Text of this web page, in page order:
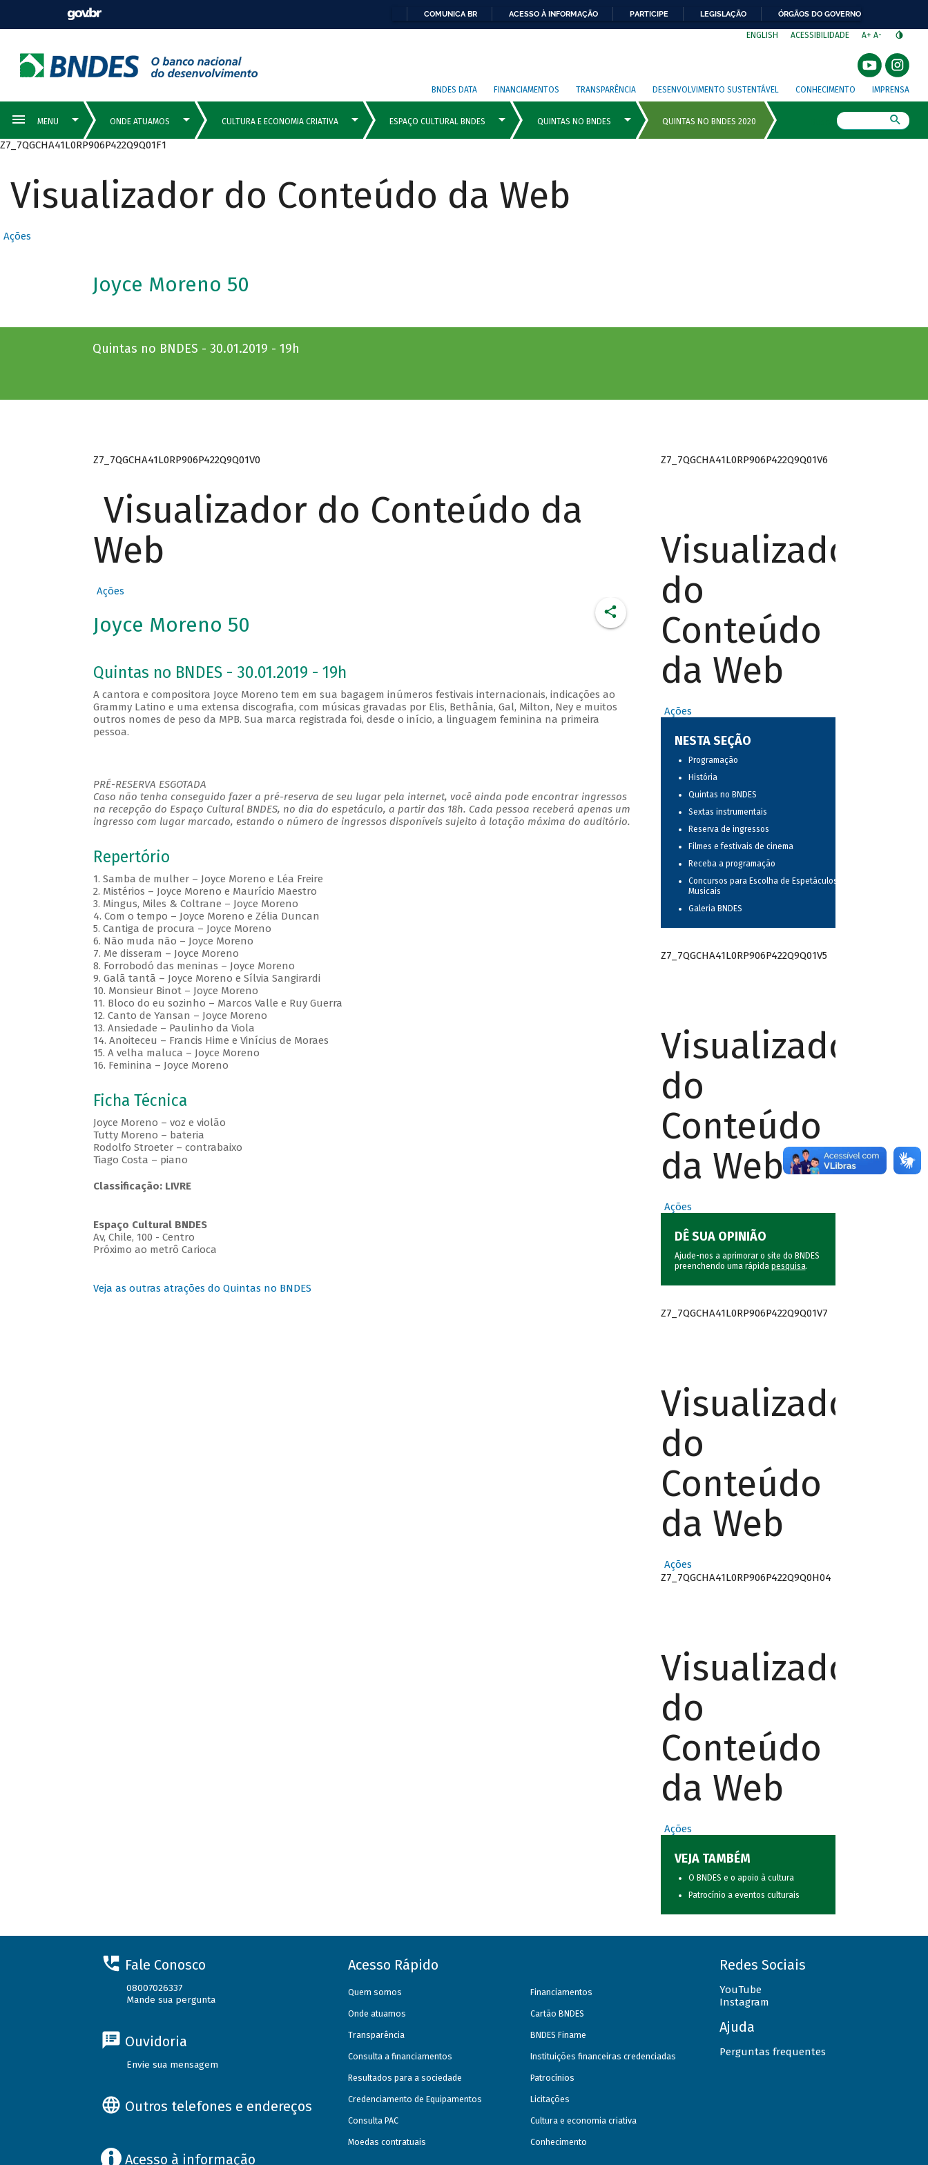
COMUNICA BR ACESSO À INFORMAÇÃO PARTICIPE LEGISLAÇÃO ÓRGÃOS DO GOVERNO
ENGLISH ACESSIBILIDADE A+ A-
BNDES DATA FINANCIAMENTOS TRANSPARÊNCIA DESENVOLVIMENTO SUSTENTÁVEL CONHECIMENTO IMPRENSA
Z7_7QGCHA41L0RP906P422Q9Q01F1
Visualizador do Conteúdo da Web
Ações
Joyce Moreno 50
Quintas no BNDES - 30.01.2019 - 19h
Z7_7QGCHA41L0RP906P422Q9Q01V0
Visualizador do Conteúdo da
Web
Ações
Joyce Moreno 50
Quintas no BNDES - 30.01.2019 - 19h
A cantora e compositora Joyce Moreno tem em sua bagagem inúmeros festivais internacionais, indicações ao
Grammy Latino e uma extensa discografia, com músicas gravadas por Elis, Bethânia, Gal, Milton, Ney e muitos
outros nomes de peso da MPB. Sua marca registrada foi, desde o início, a linguagem feminina na primeira
pessoa.
PRÉ-RESERVA ESGOTADA
Caso não tenha conseguido fazer a pré-reserva de seu lugar pela internet, você ainda pode encontrar ingressos
na recepção do Espaço Cultural BNDES, no dia do espetáculo, a partir das 18h. Cada pessoa receberá apenas um
ingresso com lugar marcado, estando o número de ingressos disponíveis sujeito à lotação máxima do auditório.
Repertório
1. Samba de mulher – Joyce Moreno e Léa Freire
2. Mistérios – Joyce Moreno e Maurício Maestro
3. Mingus, Miles & Coltrane – Joyce Moreno
4. Com o tempo – Joyce Moreno e Zélia Duncan
5. Cantiga de procura – Joyce Moreno
6. Não muda não – Joyce Moreno
7. Me disseram – Joyce Moreno
8. Forrobodó das meninas – Joyce Moreno
9. Galã tantã – Joyce Moreno e Sílvia Sangirardi
10. Monsieur Binot – Joyce Moreno
11. Bloco do eu sozinho – Marcos Valle e Ruy Guerra
12. Canto de Yansan – Joyce Moreno
13. Ansiedade – Paulinho da Viola
14. Anoiteceu – Francis Hime e Vinícius de Moraes
15. A velha maluca – Joyce Moreno
16. Feminina – Joyce Moreno
Ficha Técnica
Joyce Moreno – voz e violão
Tutty Moreno – bateria
Rodolfo Stroeter – contrabaixo
Tiago Costa – piano
Classificação: LIVRE
Espaço Cultural BNDES
Av, Chile, 100 - Centro
Próximo ao metrô Carioca
Veja as outras atrações do Quintas no BNDES
Z7_7QGCHA41L0RP906P422Q9Q01V6
Visualizador
do
Conteúdo
da Web
Ações
NESTA SEÇÃO
Programação
História
Quintas no BNDES
Sextas instrumentais
Reserva de ingressos
Filmes e festivais de cinema
Receba a programação
Concursos para Escolha de Espetáculos
Musicais
Galeria BNDES
Z7_7QGCHA41L0RP906P422Q9Q01V5
Visualizador
do
Conteúdo
da Web
Ações
DÊ SUA OPINIÃO
Ajude-nos a aprimorar o site do BNDES
preenchendo uma rápida pesquisa.
Z7_7QGCHA41L0RP906P422Q9Q01V7
Visualizador
do
Conteúdo
da Web
Ações
Z7_7QGCHA41L0RP906P422Q9Q0H04
Visualizador
do
Conteúdo
da Web
Ações
VEJA TAMBÉM
O BNDES e o apoio à cultura
Patrocínio a eventos culturais
Fale Conosco
08007026337
Mande sua pergunta
Ouvidoria
Envie sua mensagem
Outros telefones e endereços
Acesso à informação
Acesso Rápido
Quem somos
Onde atuamos
Transparência
Consulta a financiamentos
Resultados para a sociedade
Credenciamento de Equipamentos
Consulta PAC
Moedas contratuais
Financiamentos
Cartão BNDES
BNDES Finame
Instituições financeiras credenciadas
Patrocínios
Licitações
Cultura e economia criativa
Conhecimento
Redes Sociais
YouTube
Instagram
Ajuda
Perguntas frequentes